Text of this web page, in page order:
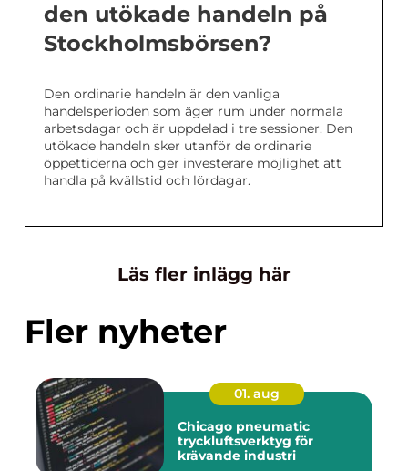
den utökade handeln på
Stockholmsbörsen?
Den ordinarie handeln är den vanliga
handelsperioden som äger rum under normala
arbetsdagar och är uppdelad i tre sessioner. Den
utökade handeln sker utanför de ordinarie
öppettiderna och ger investerare möjlighet att
handla på kvällstid och lördagar.
Läs fler inlägg här
Fler nyheter
01. aug
Chicago pneumatic
tryckluftsverktyg för
krävande industri